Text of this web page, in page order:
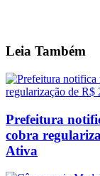
Leia Também
Prefeitura
cobra
Ativa